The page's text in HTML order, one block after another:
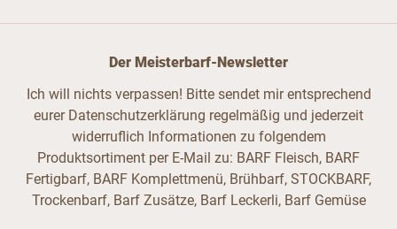
Der Meisterbarf-Newsletter
Ich will nichts verpassen! Bitte sendet mir entsprechend
eurer Datenschutzerklärung regelmäßig und jederzeit
widerruflich Informationen zu folgendem
Produktsortiment per E-Mail zu: BARF Fleisch, BARF
Fertigbarf, BARF Komplettmenü, Brühbarf, STOCKBARF,
Trockenbarf, Barf Zusätze, Barf Leckerli, Barf Gemüse